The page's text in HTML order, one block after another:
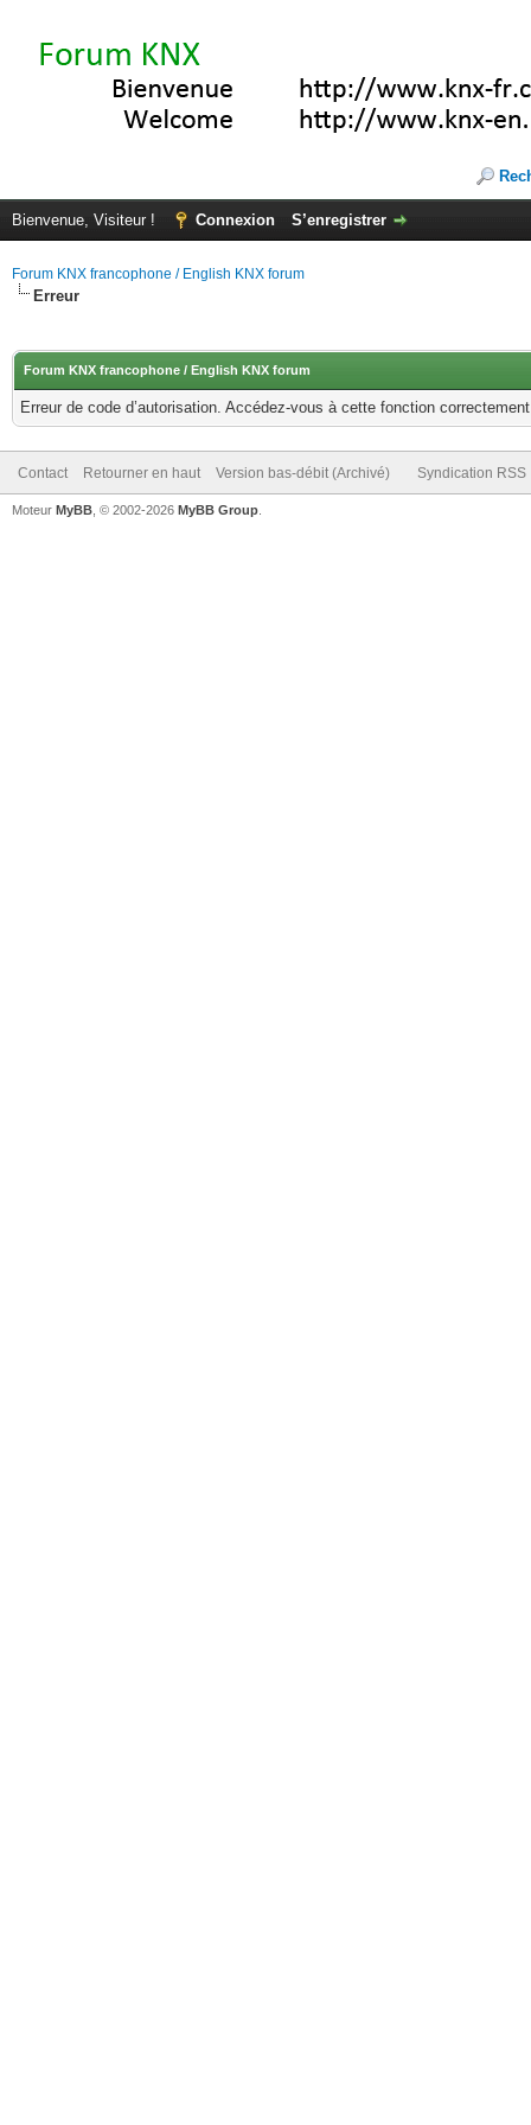
Bienvenue, Visiteur ! Connexion S’enregistrer
Forum KNX francophone / English KNX forum
Erreur
Forum KNX francophone / English KNX forum
Erreur de code d’autorisation. Accédez-vous à cette fonction
Contact Retourner en haut Version bas-débit (Archivé) Syndication RSS
Moteur MyBB , © 2002-2026 MyBB Group